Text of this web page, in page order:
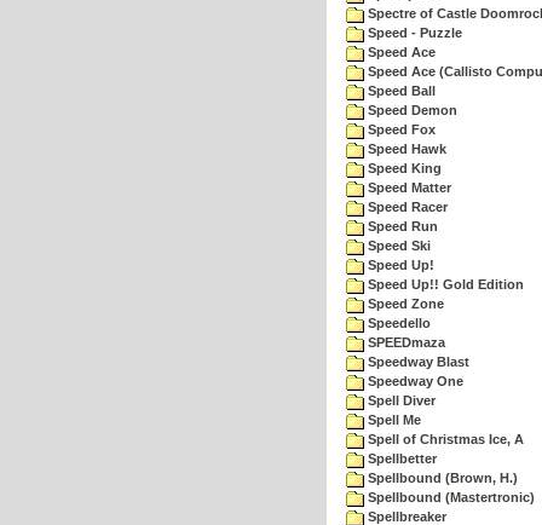
Spectre of Castle
Speed - Puzzle
Speed Ace
Speed Ace (Callisto
Speed Ball
Speed Demon
Speed Fox
Speed Hawk
Speed King
Speed Matter
Speed Racer
Speed Run
Speed Ski
Speed Up!
Speed Up!! Gold Edition
Speed Zone
Speedello
SPEEDmaza
Speedway Blast
Speedway One
Spell Diver
Spell Me
Spell of Christmas Ice, A
Spellbetter
Spellbound (Brown, H.)
Spellbound (Mastertronic)
Spellbreaker